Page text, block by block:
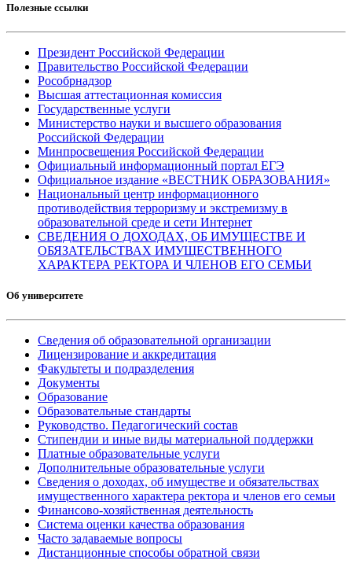
Полезные ссылки
Президент Российской Федерации
Правительство Российской Федерации
Рособрнадзор
Высшая аттестационная комиссия
Государственные услуги
Министерство науки и высшего образования
Российской Федерации
Минпросвещения Российской Федерации
Официальный информационный портал ЕГЭ
Официальное издание «ВЕСТНИК ОБРАЗОВАНИЯ»
Национальный центр информационного
противодействия терроризму и экстремизму в
образовательной среде и сети Интернет
СВЕДЕНИЯ О ДОХОДАХ, ОБ ИМУЩЕСТВЕ И
ОБЯЗАТЕЛЬСТВАХ ИМУЩЕСТВЕННОГО
ХАРАКТЕРА РЕКТОРА И ЧЛЕНОВ ЕГО СЕМЬИ
Об университете
Сведения об образовательной организации
Лицензирование и аккредитация
Факультеты и подразделения
Документы
Образование
Образовательные стандарты
Руководство. Педагогический состав
Стипендии и иные виды материальной поддержки
Платные образовательные услуги
Дополнительные образовательные услуги
Сведения о доходах, об имуществе и обязательствах
имущественного характера ректора и членов его семьи
Финансово-хозяйственная деятельность
Система оценки качества образования
Часто задаваемые вопросы
Дистанционные способы обратной связи